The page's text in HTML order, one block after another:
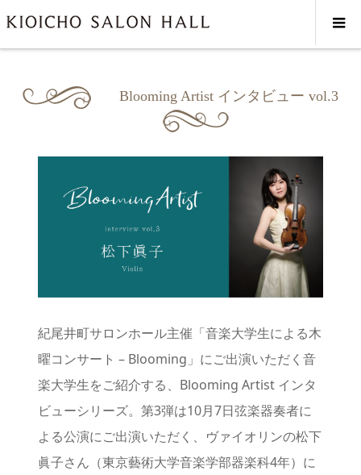
Blooming Artist インタビュー vol.3
紀尾井町サロンホール主催「音楽大学生による木
曜コンサート – Blooming」にご出演いただく音
楽大学生をご紹介する、Blooming Artist インタ
ビューシリーズ。第3弾は10月7日弦楽器奏者に
よる公演にご出演いただく、ヴァイオリンの松下
眞子さん（東京藝術大学音楽学部器楽科4年）に